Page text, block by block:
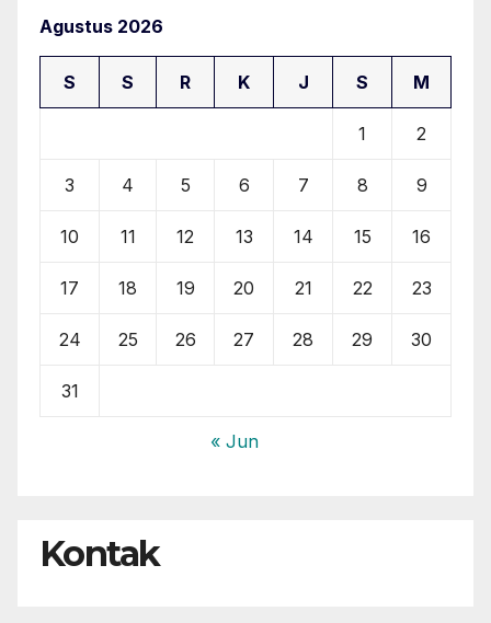
Agustus 2026
S S R K J S M
1 2
3 4 5 6 7 8 9
10 11 12 13 14 15 16
17 18 19 20 21 22 23
24 25 26 27 28 29 30
31
« Jun
Kontak